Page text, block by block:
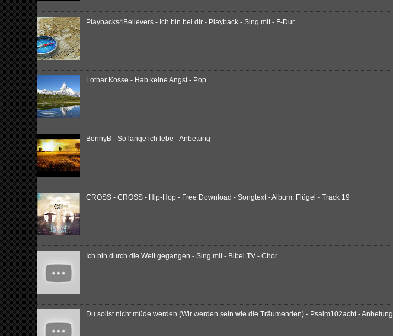
Playbacks4Believers - Ich bin bei dir - Playback - Sing mit - F-Dur
Lothar Kosse - Hab keine Angst - Pop
BennyB - So lange ich lebe - Anbetung
CROSS - CROSS - Hip-Hop - Free Download - Songtext - Album: Flügel - Track 19
Ich bin durch die Welt gegangen - Sing mit - Bibel TV - Chor
Du sollst nicht müde werden (Wir werden sein wie die Träumenden) - Psalm102acht - Anbetung